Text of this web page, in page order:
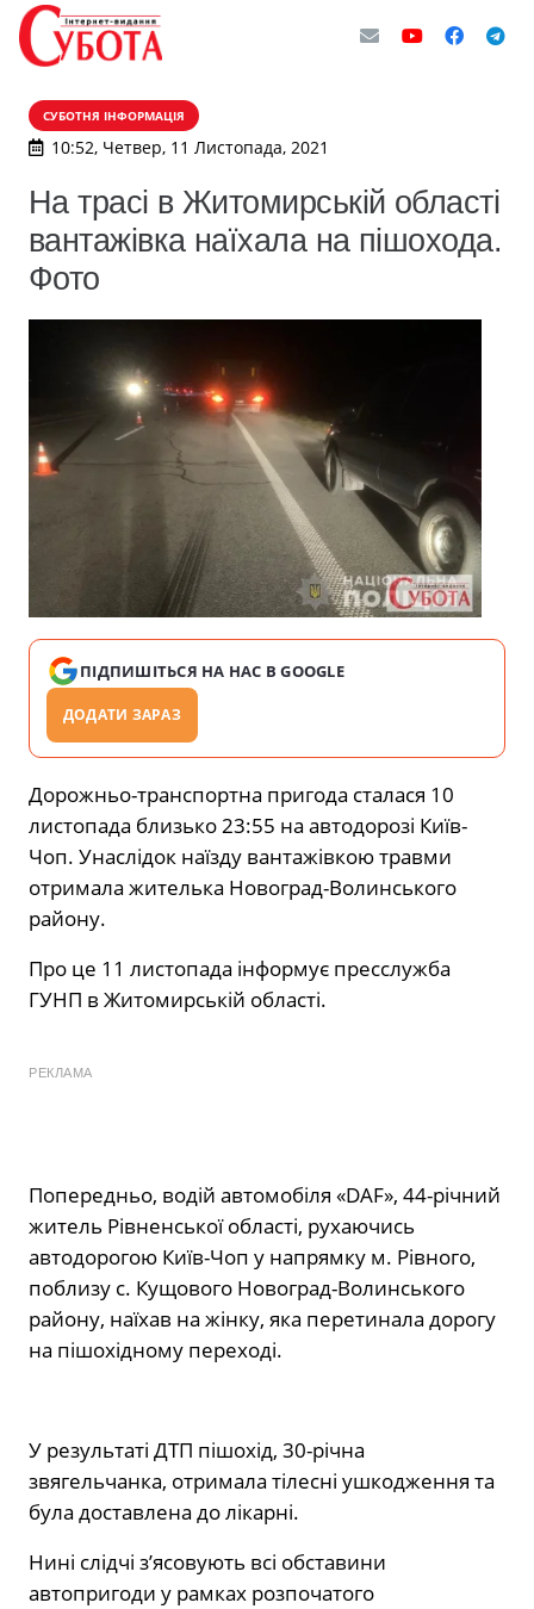
СУБОТНЯ ІНФОРМАЦІЯ
10:52, Четвер, 11 Листопада, 2021
На трасі в Житомирській області
вантажівка наїхала на пішохода.
Фото
ПІДПИШІТЬСЯ НА НАС В GOOGLE
ДОДАТИ ЗАРАЗ
Дорожньо-транспортна пригода сталася 10
листопада близько 23:55 на автодорозі Київ-
Чоп. Унаслідок наїзду вантажівкою травми
отримала жителька Новоград-Волинського
району.
Про це 11 листопада інформує пресслужба
ГУНП в Житомирській області.
РЕКЛАМА
Попередньо, водій автомобіля «DAF», 44-річний
житель Рівненської області, рухаючись
автодорогою Київ-Чоп у напрямку м. Рівного,
поблизу с. Кущового Новоград-Волинського
району, наїхав на жінку, яка перетинала дорогу
на пішохідному переході.
У результаті ДТП пішохід, 30-річна
звягельчанка, отримала тілесні ушкодження та
була доставлена до лікарні.
Нині слідчі з’ясовують всі обставини
автопригоди у рамках розпочатого